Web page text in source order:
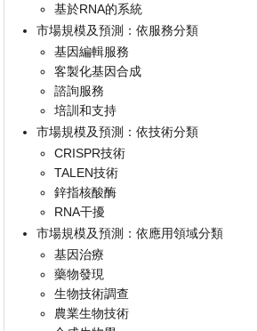
基於RNA的系統
市場規模及預測：依服務分類
基因編輯服務
客製化基因合成
諮詢服務
培訓和支持
市場規模及預測：依技術分類
CRISPR技術
TALEN技術
鋅指核酸酶
RNA干擾
市場規模及預測：依應用領域分類
基因治療
藥物發現
生物技術調查
農業生物技術